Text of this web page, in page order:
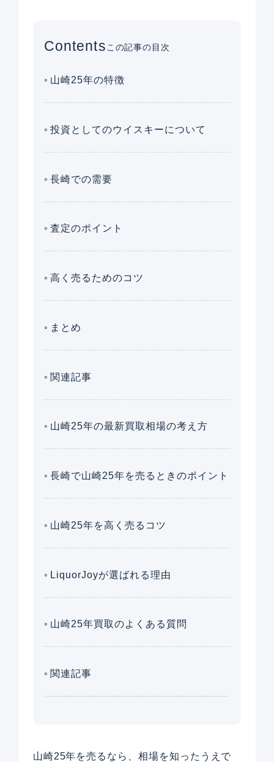
Contentsこの記事の目次
山崎25年の特徴
投資としてのウイスキーについて
長崎での需要
査定のポイント
高く売るためのコツ
まとめ
関連記事
山崎25年の最新買取相場の考え方
長崎で山崎25年を売るときのポイント
山崎25年を高く売るコツ
LiquorJoyが選ばれる理由
山崎25年買取のよくある質問
関連記事
山崎25年を売るなら、相場を知ったうえで